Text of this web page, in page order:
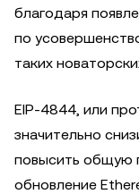
благодаря
по
таких
EIP-4844, или
значительно
повысить общую
обновление